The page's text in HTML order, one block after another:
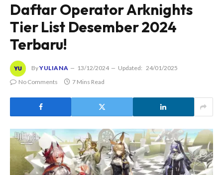
Daftar Operator Arknights
Tier List Desember 2024
Terbaru!
ByYULIANA 13/12/2024 Updated: 24/01/2025
No Comments
7 Mins Read